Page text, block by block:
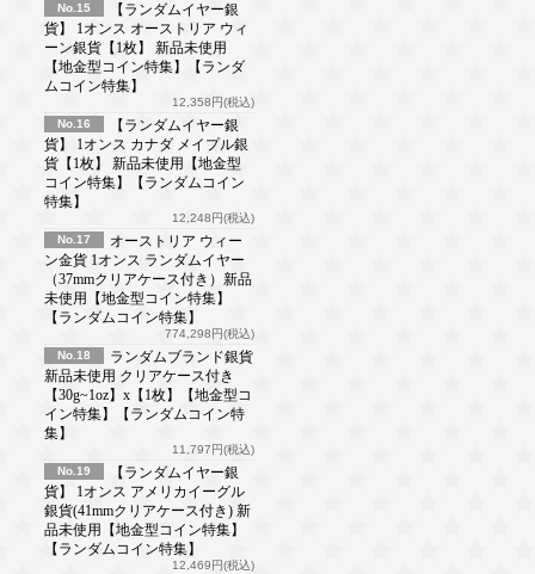
No.15
【ランダムイヤー銀
貨】 1オンス オーストリア ウィ
ーン銀貨【1枚】 新品未使用
【地金型コイン特集】【ランダ
ムコイン特集】
12,358円(税込)
No.16
【ランダムイヤー銀
貨】 1オンス カナダ メイプル銀
貨【1枚】 新品未使用【地金型
コイン特集】【ランダムコイン
特集】
12,248円(税込)
No.17
オーストリア ウィー
ン金貨 1オンス ランダムイヤー
（37mmクリアケース付き）新品
未使用【地金型コイン特集】
【ランダムコイン特集】
774,298円(税込)
No.18
ランダムブランド銀貨
新品未使用 クリアケース付き
【30g~1oz】x【1枚】【地金型コ
イン特集】【ランダムコイン特
集】
11,797円(税込)
No.19
【ランダムイヤー銀
貨】 1オンス アメリカイーグル
銀貨(41mmクリアケース付き) 新
品未使用【地金型コイン特集】
【ランダムコイン特集】
12,469円(税込)